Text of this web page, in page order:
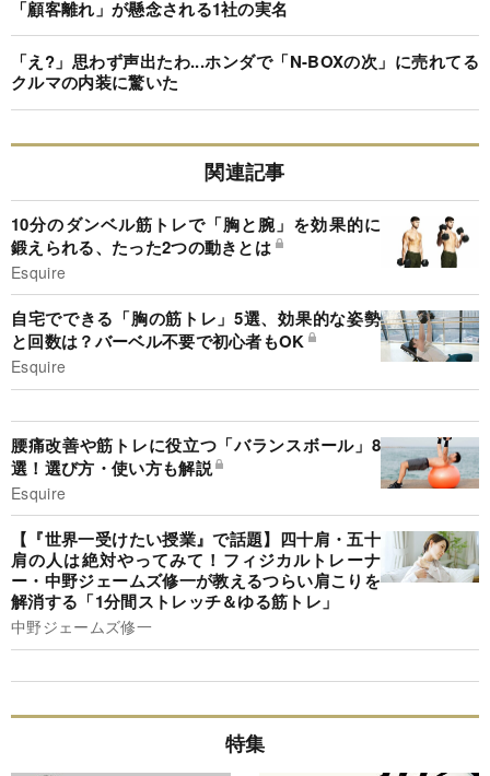
「顧客離れ」が懸念される1社の実名
「え?」思わず声出たわ...ホンダで「N-BOXの次」に売れてる
クルマの内装に驚いた
関連記事
10分のダンベル筋トレで「胸と腕」を効果的に
鍛えられる、たった2つの動きとは
Esquire
自宅でできる「胸の筋トレ」5選、効果的な姿勢
と回数は？バーベル不要で初心者もOK
Esquire
腰痛改善や筋トレに役立つ「バランスボール」8
選！選び方・使い方も解説
Esquire
【『世界一受けたい授業』で話題】四十肩・五十
肩の人は絶対やってみて！フィジカルトレーナ
ー・中野ジェームズ修一が教えるつらい肩こりを
解消する「1分間ストレッチ＆ゆる筋トレ」
中野ジェームズ修一
特集